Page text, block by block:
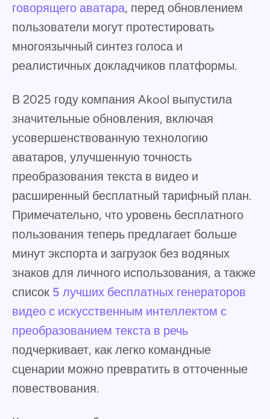
говорящего аватара, перед обновлением
пользователи могут протестировать
многоязычный синтез голоса и
реалистичных докладчиков платформы.
В 2025 году компания Akool выпустила
значительные обновления, включая
усовершенствованную технологию
аватаров, улучшенную точность
преобразования текста в видео и
расширенный бесплатный тарифный план.
Примечательно, что уровень бесплатного
пользования теперь предлагает больше
минут экспорта и загрузок без водяных
знаков для личного использования, а также
список 5 лучших бесплатных генераторов
видео с искусственным интеллектом с
преобразованием текста в речь
подчеркивает, как легко командные
сценарии можно превратить в отточенные
повествования.